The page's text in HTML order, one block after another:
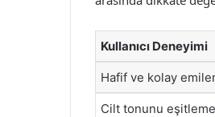
Kullanıcı Deneyimi
Hafif ve kolay
Cilt tonunu eşitleme